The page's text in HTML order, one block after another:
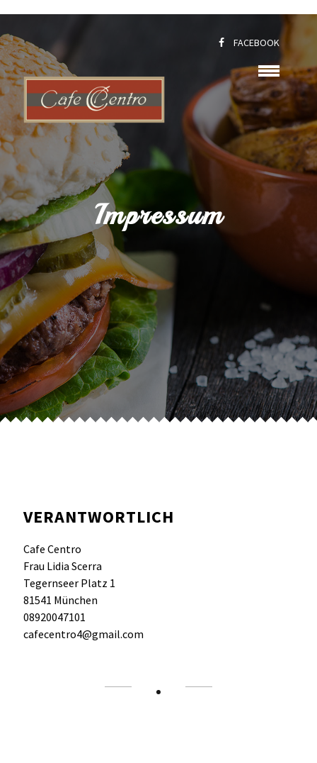
FACEBOOK
Impressum
VERANTWORTLICH
Cafe Centro
Frau Lidia Scerra
Tegernseer Platz 1
81541 München
08920047101
cafecentro4@gmail.com